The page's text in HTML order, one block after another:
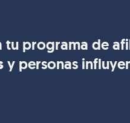
tu programa de
y personas